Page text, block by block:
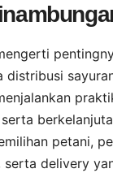
distribusi
petani,
serta delivery